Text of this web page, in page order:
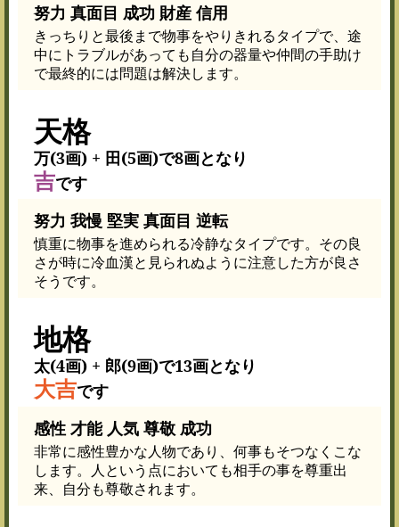
努力 真面目 成功 財産 信用
きっちりと最後まで物事をやりきれるタイプで、途
中にトラブルがあっても自分の器量や仲間の手助け
で最終的には問題は解決します。
天格
万(3画) + 田(5画)で8画となり
吉です
努力 我慢 堅実 真面目 逆転
慎重に物事を進められる冷静なタイプです。その良
さが時に冷血漢と見られぬように注意した方が良さ
そうです。
地格
太(4画) + 郎(9画)で13画となり
大吉です
感性 才能 人気 尊敬 成功
非常に感性豊かな人物であり、何事もそつなくこな
します。人という点においても相手の事を尊重出
来、自分も尊敬されます。